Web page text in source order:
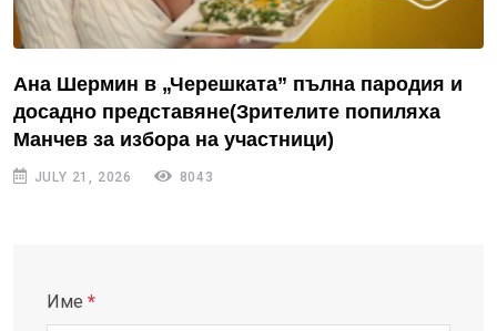
Ана Шермин в „Черешката” пълна пародия и
досадно представяне(Зрителите попиляха
Манчев за избора на участници)
JULY 21, 2026 8043
Име *